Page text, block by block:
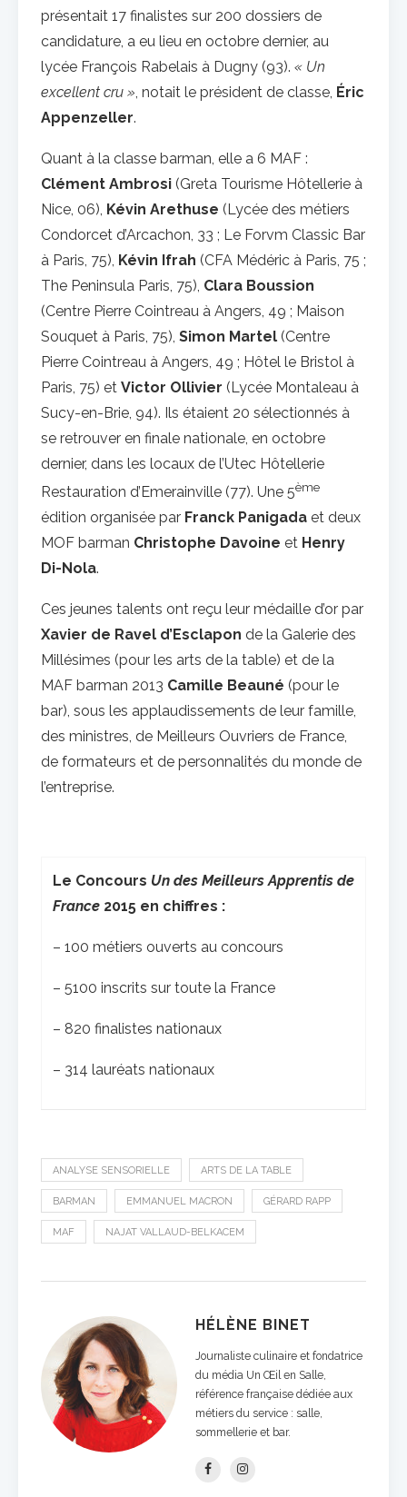
présentait 17 finalistes sur 200 dossiers de
candidature, a eu lieu en octobre dernier, au
lycée François Rabelais à Dugny (93). « Un
excellent cru », notait le président de classe, Éric
Appenzeller.
Quant à la classe barman, elle a 6 MAF :
Clément Ambrosi (Greta Tourisme Hôtellerie à
Nice, 06), Kévin Arethuse (Lycée des métiers
Condorcet d’Arcachon, 33 ; Le Forvm Classic Bar
à Paris, 75), Kévin Ifrah (CFA Médéric à Paris, 75 ;
The Peninsula Paris, 75), Clara Boussion
(Centre Pierre Cointreau à Angers, 49 ; Maison
Souquet à Paris, 75), Simon Martel (Centre
Pierre Cointreau à Angers, 49 ; Hôtel le Bristol à
Paris, 75) et Victor Ollivier (Lycée Montaleau à
Sucy-en-Brie, 94). Ils étaient 20 sélectionnés à
se retrouver en finale nationale, en octobre
dernier, dans les locaux de l’Utec Hôtellerie
Restauration d’Emerainville (77). Une 5ème
édition organisée par Franck Panigada et deux
MOF barman Christophe Davoine et Henry
Di-Nola.
Ces jeunes talents ont reçu leur médaille d’or par
Xavier de Ravel d’Esclapon de la Galerie des
Millésimes (pour les arts de la table) et de la
MAF barman 2013 Camille Beauné (pour le
bar), sous les applaudissements de leur famille,
des ministres, de Meilleurs Ouvriers de France,
de formateurs et de personnalités du monde de
l’entreprise.
Le Concours Un des Meilleurs Apprentis de
France 2015 en chiffres :
– 100 métiers ouverts au concours
– 5100 inscrits sur toute la France
– 820 finalistes nationaux
– 314 lauréats nationaux
ANALYSE SENSORIELLE ARTS DE LA TABLE
BARMAN EMMANUEL MACRON GÉRARD RAPP
MAF NAJAT VALLAUD-BELKACEM
HÉLÈNE BINET
Journaliste culinaire et fondatrice
du média Un Œil en Salle,
référence française dédiée aux
métiers du service : salle,
sommellerie et bar.